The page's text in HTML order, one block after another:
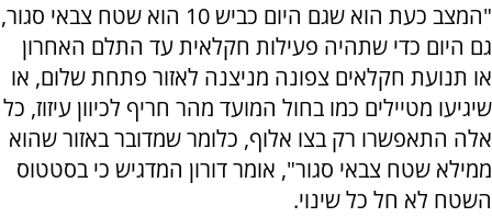
"המצב כעת הוא שגם היום כביש 10 הוא שטח צבאי סגור,
גם היום כדי שתהיה פעילות חקלאית עד התלם האחרון
או תנועת חקלאים צפונה מניצנה לאזור פתחת שלום, או
שיגיעו מטיילים כמו בחול המועד מהר חריף לכיוון עיזוז, כל
אלה התאפשרו רק בצו אלוף, כלומר שמדובר באזור שהוא
ממילא שטח צבאי סגור", אומר דורון המדגיש כי בסטטוס
השטח לא חל כל שינוי.